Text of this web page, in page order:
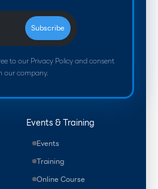
to our Privacy Policy and consent
our company.
Events & Training
Events
Training
Online Course